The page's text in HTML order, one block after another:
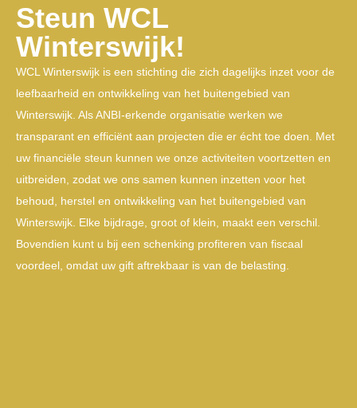
Steun WCL
Winterswijk!
WCL Winterswijk is een stichting die zich dagelijks inzet voor de
leefbaarheid en ontwikkeling van het buitengebied van
Winterswijk. Als ANBI-erkende organisatie werken we
transparant en efficiënt aan projecten die er écht toe doen. Met
uw financiële steun kunnen we onze activiteiten voortzetten en
uitbreiden, zodat we ons samen kunnen inzetten voor het
behoud, herstel en ontwikkeling van het buitengebied van
Winterswijk. Elke bijdrage, groot of klein, maakt een verschil.
Bovendien kunt u bij een schenking profiteren van fiscaal
voordeel, omdat uw gift aftrekbaar is van de belasting.